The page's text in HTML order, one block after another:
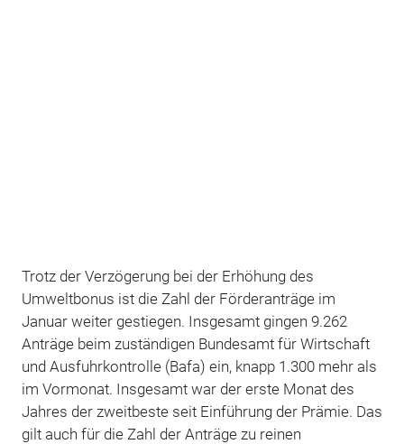
Trotz der Verzögerung bei der Erhöhung des
Umweltbonus ist die Zahl der Förderanträge im
Januar weiter gestiegen. Insgesamt gingen 9.262
Anträge beim zuständigen Bundesamt für Wirtschaft
und Ausfuhrkontrolle (Bafa) ein, knapp 1.300 mehr als
im Vormonat. Insgesamt war der erste Monat des
Jahres der zweitbeste seit Einführung der Prämie. Das
gilt auch für die Zahl der Anträge zu reinen